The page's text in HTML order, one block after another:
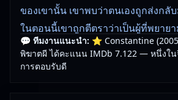
ของเขานั้น เขาพบว่าตนเองถูกส่งกลั
ในตอนนี้เขาถูกตีตราว่าเป็นผู้ที่พยาย
โอกาสได้ใช้ชีวิตแบบชั่วคราว เขาท่อ
ระหว่างสวรรค์และนรก ด้วยความหวั
💬 ทีมงานแนะนำ: ⭐ Constantine
พิฆาตผี ได้คะแนน IMDb 7.122 — หนึ่งใ
การตอบรับดี